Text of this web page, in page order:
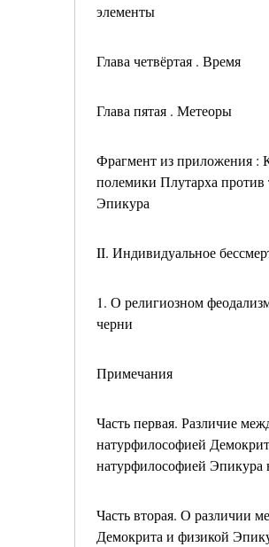
элементы
Глава четвёртая . Время
Глава пятая . Метеоры
Фрагмент из приложения :
полемики Плутарха против
Эпикура
II. Индивидуальное
1. О религиозном
черни
Примечания
Часть первая. Различие
натурфилософией
натурфилософией Эпикура
Часть вторая. О различии
Демокрита и физикой